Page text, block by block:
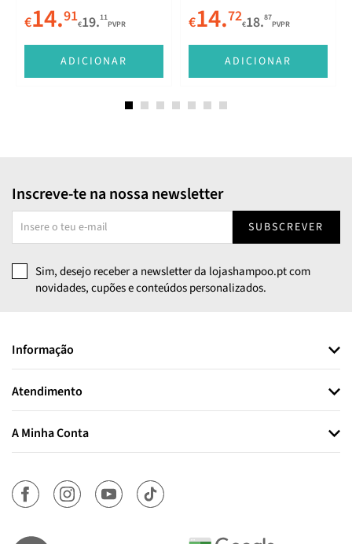
€14.91€19.11
PVPR
ADICIONAR
€14.72€18.87
PVPR
ADICIONAR
Inscreve-te na nossa newsletter
SUBSCREVER
Sim, desejo receber a newsletter da lojashampoo.pt com
novidades, cupões e conteúdos personalizados.
Informação
Atendimento
A Minha Conta